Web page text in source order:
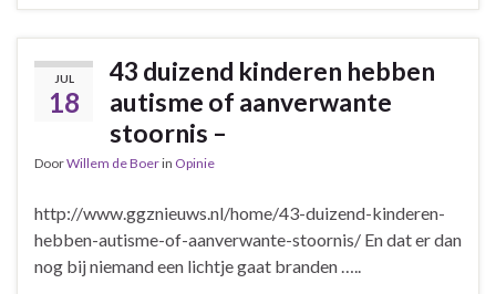
JUL
18
43 duizend kinderen hebben
autisme of aanverwante
stoornis –
DoorWillem de Boerin Opinie
http://www.ggznieuws.nl/home/43-duizend-kinderen-
hebben-autisme-of-aanverwante-stoornis/ En dat er dan
nog bij niemand een lichtje gaat branden …..